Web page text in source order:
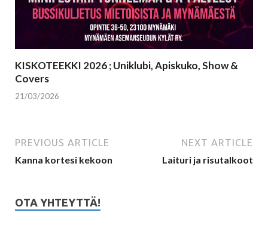
KISKOTEEKKI 2026 ; Uniklubi, Apiskuko, Show &
Covers
21/03/2026
PREVIOUS ARTICLE
Kanna kortesi kekoon
NEXT ARTICLE
Laituri ja risutalkoot
OTA YHTEYTTÄ!